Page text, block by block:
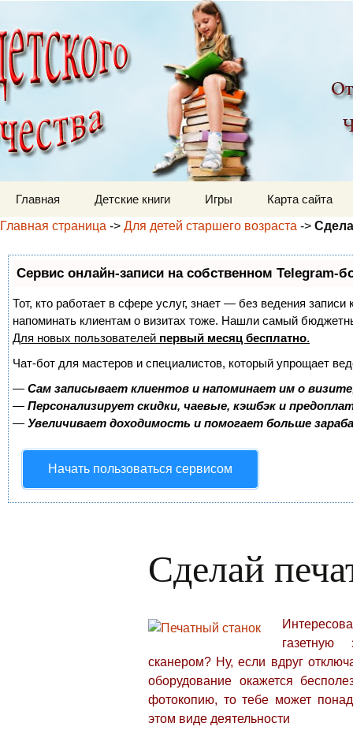
Детский мир
Главная Детские книги Игры
Карта сайта
Главная страница -> Для детей старшего возраста ->
Сервис онлайн-записи на собственном Telegram-
Тот, кто работает в сфере услуг, знает — без ведения
напоминать клиентам о визитах тоже. Нашли самый
Для новых пользователей первый месяц бесплатно.
Чат-бот для мастеров и специалистов, который упрощает
— Сам записывает клиентов и напоминает им о
— Персонализирует скидки, чаевые, кэшбэк и
— Увеличивает доходимость и помогает больше
Начать пользоваться сервисом
Сделай
газетную
сканером? Ну, если вдруг
оборудование окажется
фотокопию, то тебе может
этом виде деятельности